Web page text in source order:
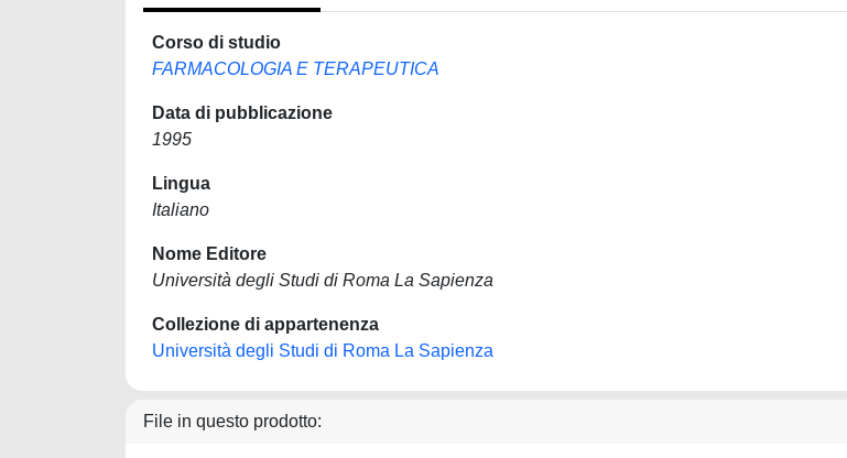
Corso di studio
FARMACOLOGIA E TERAPEUTICA
Data di pubblicazione
1995
Lingua
Italiano
Nome Editore
Università degli Studi di Roma La Sapienza
Collezione di appartenenza
Università degli Studi di Roma La Sapienza
File in questo prodotto: